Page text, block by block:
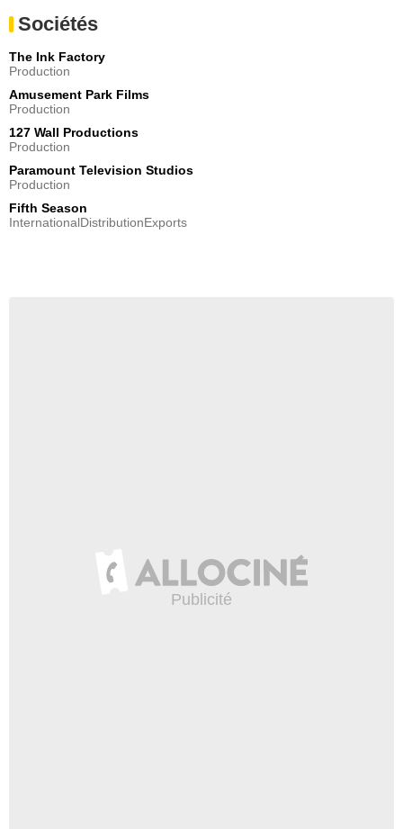
Sociétés
The Ink Factory
Production
Amusement Park Films
Production
127 Wall Productions
Production
Paramount Television Studios
Production
Fifth Season
InternationalDistributionExports